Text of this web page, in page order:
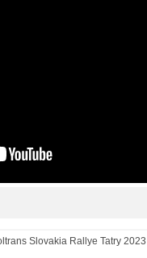
Slovakia Rallye Tatry 2023